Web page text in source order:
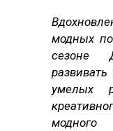
модных
сезоне
умелых